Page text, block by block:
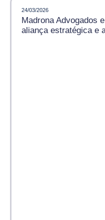
24/03/2026
Madrona Advogados
aliança estratégica e